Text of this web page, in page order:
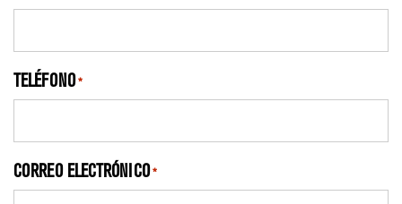
TELÉFONO *
CORREO ELECTRÓNICO *